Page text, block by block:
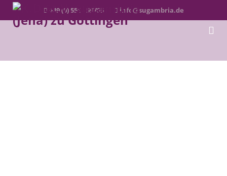
+49 (0) 551 - 59785 info@sugambria.de